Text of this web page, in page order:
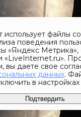
использует файлы
поведения
«Яндекс Метрика»,
«LiveInternet.ru».
вы даете свое
данных.
в
Подтвердить